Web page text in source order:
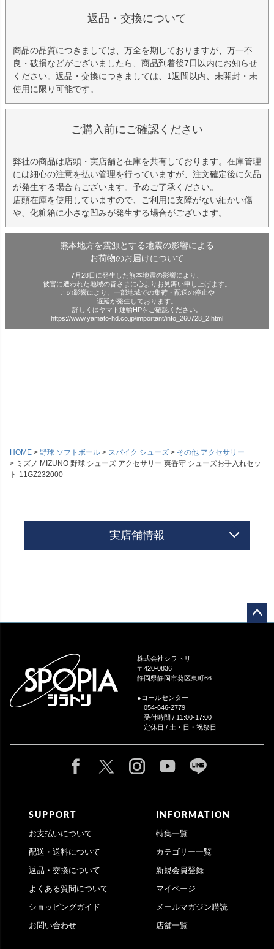
返品・交換について
商品の品質につきましては、万全を期しておりますが、万一不
良・破損などがございましたら、商品到着後7日以内にお知らせ
ください。返品・交換につきましては、1週間以内、未開封・未
使用に限り可能です。
ご購入前にご確認ください
弊社の商品は店頭・実店舗と在庫を共有しております。在庫管理
には細心の注意を払い管理を行っていますが、注文確定後に欠品
が発生する場合もございます。予めご了承ください。
店頭在庫を使用していますので、ご利用に支障がない細かい傷
や、化粧箱に小さな凹みが発生する場合がございます。
熊本地方を震源とする地震の影響による
お荷物のお届けについて
7月28日に発生した熊本地震の影響により、
被害に遭われた地域の皆さまに心よりお見舞い申し上げます。
この影響により、一部地域での集荷・配送の停止や
遅延が発生しております。
詳しくはヤマト運輸HPをご確認ください。
https://www.yamato-hd.co.jp/important/info_260728_2.html
HOME 野球 ソフトボール スパイク シューズ
その他 アクセサリー
ミズノ MIZUNO 野球 シューズ アクセサリー 爽香守 シューズお手入れセッ
ト 11GZ232000
実店舗情報
株式会社シラトリ
〒420-0836
静岡県静岡市葵区東町66
●コールセンター
054-646-2779
受付時間 / 11:00-17:00
定休日 / 土・日・祝祭日
SUPPORT
お支払いについて
配送・送料について
返品・交換について
よくある質問について
ショッピングガイド
お問い合わせ
INFORMATION
特集一覧
カテゴリー一覧
新規会員登録
マイページ
メールマガジン購読
店舗一覧